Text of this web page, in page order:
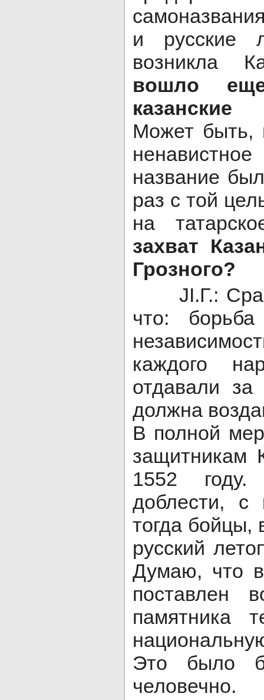
и русские
возникла
вошло
Может быть,
название
раз с той
на
захват
Грозного?
JI.Г.:
что:
каждого
отдавали
должна
В полной
защитникам
1552
доблести, с
тогда бойцы,
русский
Думаю, что
поставлен
памятника
Это было
человечно.